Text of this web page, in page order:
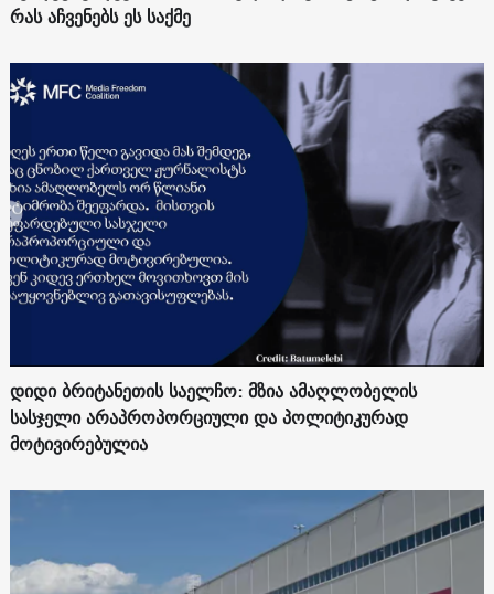
რას აჩვენებს ეს საქმე
დიდი ბრიტანეთის საელჩო: მზია ამაღლობელის
სასჯელი არაპროპორციული და პოლიტიკურად
მოტივირებულია